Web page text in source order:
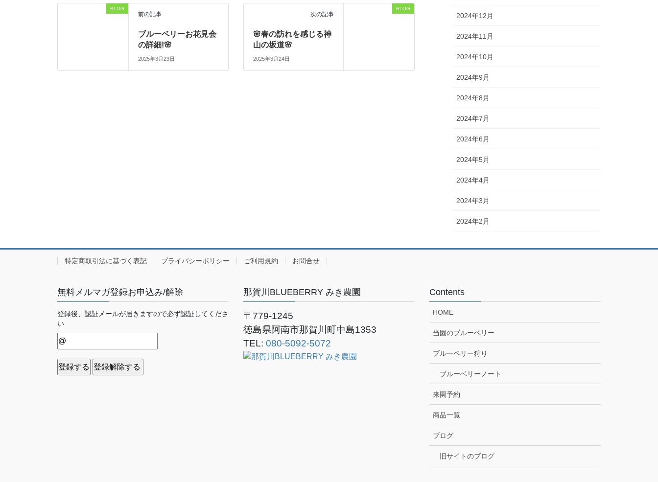
BLOG
前の記事
ブルーベリーお花見会
の詳細!🌸
2025年3月23日
BLOG
次の記事
🌸春の訪れを感じる神
山の坂道🌸
2025年3月24日
2024年12月
2024年11月
2024年10月
2024年9月
2024年8月
2024年7月
2024年6月
2024年5月
2024年4月
2024年3月
2024年2月
特定商取引法に基づく表記 プライバシーポリシー ご利用規約 お問合せ
無料メルマガ登録お申込み/解除
登録後、認証メールが届きますので必ず認証してくださ
い
那賀川BLUEBERRY みき農園
〒779-1245
徳島県阿南市那賀川町中島1353
TEL: 080-5092-5072
Contents
HOME
当園のブルーベリー
ブルーベリー狩り
ブルーベリーノート
来園予約
商品一覧
ブログ
旧サイトのブログ